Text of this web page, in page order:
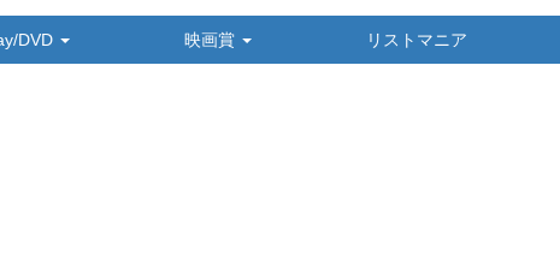
DVD 映画賞 リストマニア